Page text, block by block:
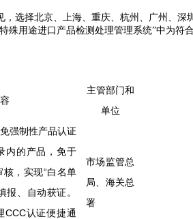
选择北京、上海、重庆、杭州、广州、深圳
殊用途进口产品检测处理管理系统”中为
主管部门和
单位
强制性产品认证
内的产品，免于
，实现“白名单
报、自动获证。
CCC认证便捷通
市场监管总
局、海关总
署